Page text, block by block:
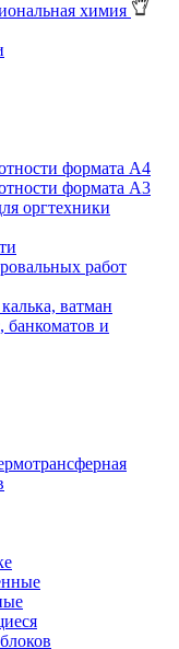
химия
формата А4
формата А3
оргтехники
работ
ватман
банкоматов и